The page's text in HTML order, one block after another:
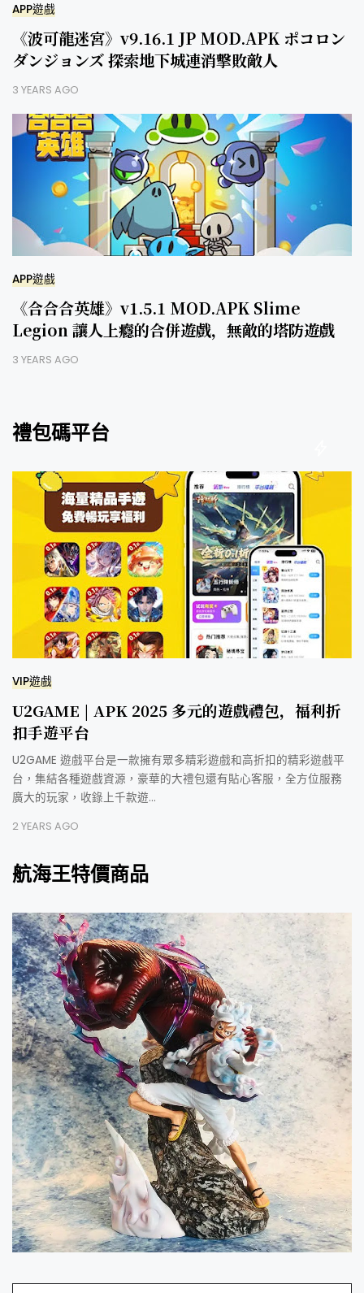
APP遊戲
《波可龍迷宮》v9.16.1 JP MOD.APK ポコロン
ダンジョンズ 探索地下城連消擊敗敵人
3 YEARS AGO
APP遊戲
《合合合英雄》v1.5.1 MOD.APK Slime
Legion 讓人上癮的合併遊戲，無敵的塔防遊戲
3 YEARS AGO
禮包碼平台
VIP遊戲
U2GAME | APK 2025 多元的遊戲禮包，福利折
扣手遊平台
U2GAME 遊戲平台是一款擁有眾多精彩遊戲和高折扣的精彩遊戲平
台，集結各種遊戲資源，豪華的大禮包還有貼心客服，全方位服務
廣大的玩家，收錄上千款遊…
2 YEARS AGO
航海王特價商品